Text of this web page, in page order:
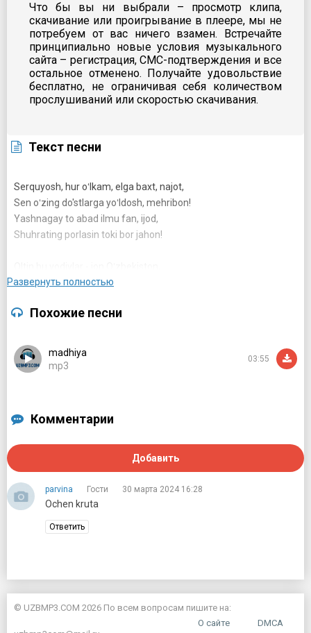
Что бы вы ни выбрали – просмотр клипа,
скачивание или проигрывание в плеере, мы не
потребуем от вас ничего взамен. Встречайте
принципиально новые условия музыкального
сайта – регистрация, СМС-подтверждения и все
остальное отменено. Получайте удовольствие
бесплатно, не ограничивая себя количеством
прослушиваний или скоростью скачивания.
Текст песни
Serquyosh, hur oʻlkam, elga baxt, najot,
Sen oʻzing do'stlarga yoʻldosh, mehribon!
Yashnagay to abad ilmu fan, ijod,
Shuhrating porlasin toki bor jahon!
Ajdodlar mardona ruhi senga yor!
Olamni mahliyo aylagan diyor!
Bagʻri keng oʻzbekning oʻchmas iymoni,
Erkin, yosh avlodlar senga zoʻr qanot!
Oltin bu vodiylar - jon Oʻzbekiston,
Ajdodlar mardona ruhi senga yor!
Ulugʻ xalq qudrati joʻsh urgan zamon,
Olamni mahliyo aylagan diyor!
Развернуть полностью
Похожие песни
madhiya
mp3
03:55
Комментарии
Добавить
parvina Гости 30 марта 2024 16:28
Ochen kruta
Ответить
© UZBMP3.COM 2026 По всем вопросам пишите на:
DMCA
О сайте